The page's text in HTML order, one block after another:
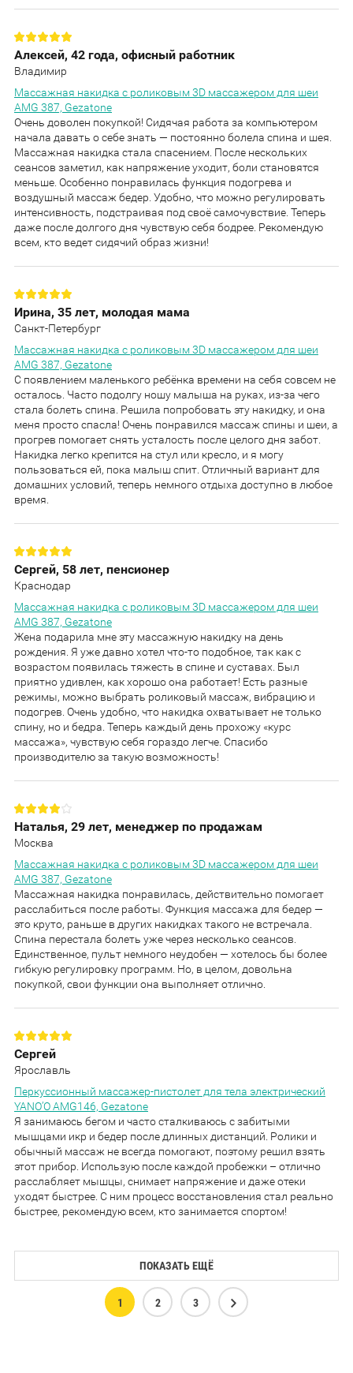
Алексей, 42 года, офисный работник
Владимир
Массажная накидка с роликовым 3D массажером для шеи
AMG 387, Gezatone
Очень доволен покупкой! Сидячая работа за компьютером
начала давать о себе знать — постоянно болела спина и шея.
Массажная накидка стала спасением. После нескольких
сеансов заметил, как напряжение уходит, боли становятся
меньше. Особенно понравилась функция подогрева и
воздушный массаж бедер. Удобно, что можно регулировать
интенсивность, подстраивая под своё самочувствие. Теперь
даже после долгого дня чувствую себя бодрее. Рекомендую
всем, кто ведет сидячий образ жизни!
Ирина, 35 лет, молодая мама
Санкт-Петербург
Массажная накидка с роликовым 3D массажером для шеи
AMG 387, Gezatone
С появлением маленького ребёнка времени на себя совсем не
осталось. Часто подолгу ношу малыша на руках, из-за чего
стала болеть спина. Решила попробовать эту накидку, и она
меня просто спасла! Очень понравился массаж спины и шеи, а
прогрев помогает снять усталость после целого дня забот.
Накидка легко крепится на стул или кресло, и я могу
пользоваться ей, пока малыш спит. Отличный вариант для
домашних условий, теперь немного отдыха доступно в любое
время.
Сергей, 58 лет, пенсионер
Краснодар
Массажная накидка с роликовым 3D массажером для шеи
AMG 387, Gezatone
Жена подарила мне эту массажную накидку на день
рождения. Я уже давно хотел что-то подобное, так как с
возрастом появилась тяжесть в спине и суставах. Был
приятно удивлен, как хорошо она работает! Есть разные
режимы, можно выбрать роликовый массаж, вибрацию и
подогрев. Очень удобно, что накидка охватывает не только
спину, но и бедра. Теперь каждый день прохожу «курс
массажа», чувствую себя гораздо легче. Спасибо
производителю за такую возможность!
Наталья, 29 лет, менеджер по продажам
Москва
Массажная накидка с роликовым 3D массажером для шеи
AMG 387, Gezatone
Массажная накидка понравилась, действительно помогает
расслабиться после работы. Функция массажа для бедер —
это круто, раньше в других накидках такого не встречала.
Спина перестала болеть уже через несколько сеансов.
Единственное, пульт немного неудобен — хотелось бы более
гибкую регулировку программ. Но, в целом, довольна
покупкой, свои функции она выполняет отлично.
Сергей
Ярославль
Перкуссионный массажер-пистолет для тела электрический
YANO’O AMG146, Gezatone
Я занимаюсь бегом и часто сталкиваюсь с забитыми
мышцами икр и бедер после длинных дистанций. Ролики и
обычный массаж не всегда помогают, поэтому решил взять
этот прибор. Использую после каждой пробежки – отлично
расслабляет мышцы, снимает напряжение и даже отеки
уходят быстрее. С ним процесс восстановления стал реально
быстрее, рекомендую всем, кто занимается спортом!
ПОКАЗАТЬ ЕЩЁ
1 2 3